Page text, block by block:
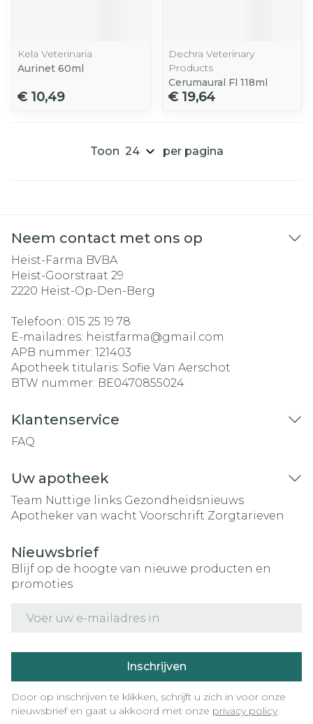
Kela Veterinaria
Aurinet 60ml
€ 10,49
Dechra Veterinary
Products
Cerumaural Fl 118ml
€ 19,64
Toon per pagina
Neem contact met ons op
Heist-Farma BVBA
Heist-Goorstraat 29
2220 Heist-Op-Den-Berg
Telefoon: 015 25 19 78
E-mailadres: heistfarma@gmail.com
APB nummer: 121403
Apotheek titularis: Sofie Van Aerschot
BTW nummer: BE0470855024
Klantenservice
FAQ
Uw apotheek
Team Nuttige links Gezondheidsnieuws
Apotheker van wacht Voorschrift Zorgtarieven
Nieuwsbrief
Blijf op de hoogte van nieuwe producten en
promoties
Inschrijven
Door op inschrijven te klikken, schrijft u zich in voor onze
nieuwsbrief en gaat u akkoord met onze privacy policy.